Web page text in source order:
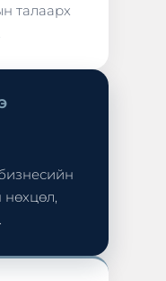
талаарх
нөхцөл,